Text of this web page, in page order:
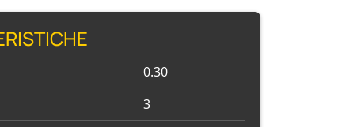
0.30
3